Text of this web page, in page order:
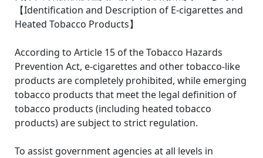
【Identification and Description of E-cigarettes and
Heated Tobacco Products】
According to Article 15 of the Tobacco Hazards
Prevention Act, e-cigarettes and other tobacco-like
products are completely prohibited, while emerging
tobacco products that meet the legal definition of
tobacco products (including heated tobacco
products) are subject to strict regulation.
To assist government agencies at all levels in